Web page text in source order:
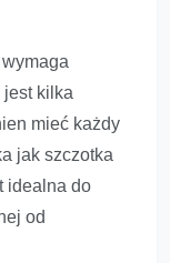
kilka
mieć każdy
jak szczotka
idealna do
od